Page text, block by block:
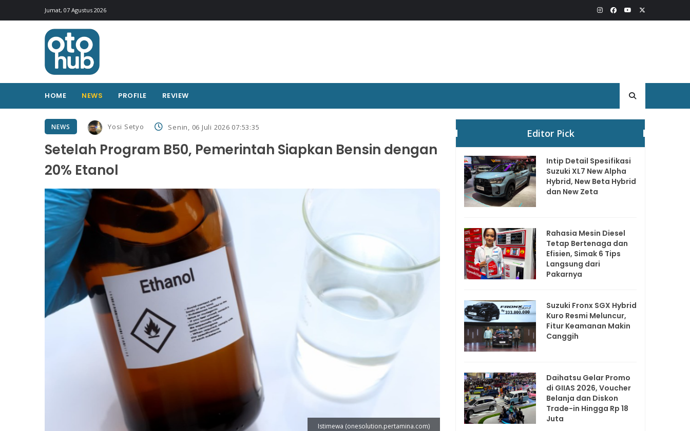
Jumat, 07 Agustus 2026
HOME NEWS PROFILE REVIEW
NEWS Yosi Setyo Senin, 06 Juli 2026 07:53:35
Setelah Program B50, Pemerintah Siapkan Bensin dengan
20% Etanol
Istimewa (onesolution.pertamina.com)
Editor Pick
Intip Detail Spesifikasi
Suzuki XL7 New Alpha
Hybrid, New Beta Hybrid
dan New Zeta
Rahasia Mesin Diesel
Tetap Bertenaga dan
Efisien, Simak 6 Tips
Langsung dari
Pakarnya
Suzuki Fronx SGX Hybrid
Kuro Resmi Meluncur,
Fitur Keamanan Makin
Canggih
Daihatsu Gelar Promo
di GIIAS 2026, Voucher
Belanja dan Diskon
Trade-in Hingga Rp 18
Juta